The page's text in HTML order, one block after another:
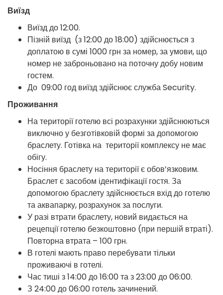
Виїзд
Виїзд до 12:00.
Пізній виїзд (з 12:00 до 18:00) здійснюється з
доплатою в сумі 1000 грн за номер, за умови, що
номер не заброньовано на поточну добу новим
гостем.
До 09:00 год виїзд здійснює служба Security.
Проживання
На території готелю всі розрахунки здійснюються
виключно у безготівковій формі за допомогою
браслету. Готівка на території комплексу не має
обігу.
Носіння браслету на території є обов’язковим.
Браслет є засобом ідентифікації гостя. За
допомогою браслету здійснюється вхід до готелю
та аквапарку, розрахунок за послуги.
У разі втрати браслету, новий видається на
рецепції готелю безкоштовно (при першій втраті).
Повторна втрата – 100 грн.
В готелі мають право перебувати тільки
проживаючі в готелі.
Час тиші з 14:00 до 16:00 та з 23:00 до 06:00.
З 24:00 до 06:00 готель зачинений.